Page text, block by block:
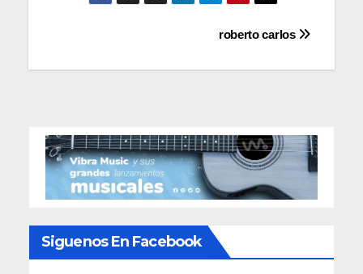
de
roberto carlos
Siguenos En Facebook